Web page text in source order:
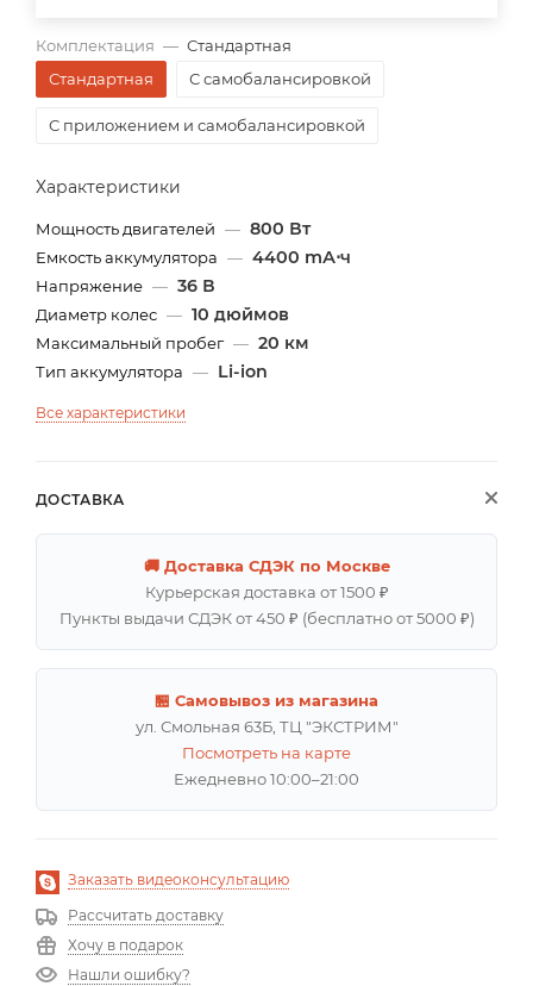
Комплектация — Стандартная
Стандартная
С самобалансировкой
С приложением и самобалансировкой
Характеристики
Мощность двигателей — 800 Вт
Емкость аккумулятора — 4400 mА⋅ч
Напряжение — 36 В
Диаметр колес — 10 дюймов
Максимальный пробег — 20 км
Тип аккумулятора — Li-ion
Все характеристики
ДОСТАВКА
🚚 Доставка СДЭК по Москве
Курьерская доставка от 1500 ₽
Пункты выдачи СДЭК от 450 ₽ (бесплатно от 5000 ₽)
🏪 Самовывоз из магазина
ул. Смольная 63Б, ТЦ "ЭКСТРИМ"
Посмотреть на карте
Ежедневно 10:00–21:00
Заказать видеоконсультацию
Рассчитать доставку
Хочу в подарок
Нашли ошибку?